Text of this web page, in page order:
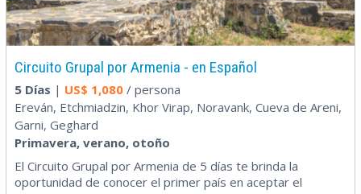
Circuito Grupal por Armenia - en Español
5 Días | US$ 1,080 / persona
Ereván, Etchmiadzin, Khor Virap, Noravank, Cueva de Areni,
Garni, Geghard
Primavera, verano, otoño
El Circuito Grupal por Armenia de 5 días te brinda la
oportunidad de conocer el primer país en aceptar el